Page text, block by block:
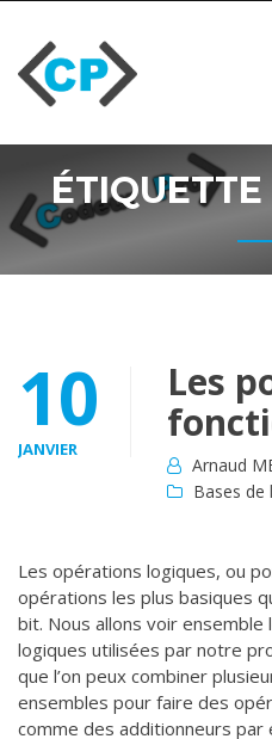
Blog
Vidéo
Formations
Entreprise
Me
contacter
content
ÉTIQUETTE
10
JANVIER
Les
Arnaud
Bases
Les opérations logiques, ou
opérations les plus basiques
bit. Nous allons voir
logiques utilisées par notre
que l’on peux combiner
ensembles pour faire des
comme des additionneurs par